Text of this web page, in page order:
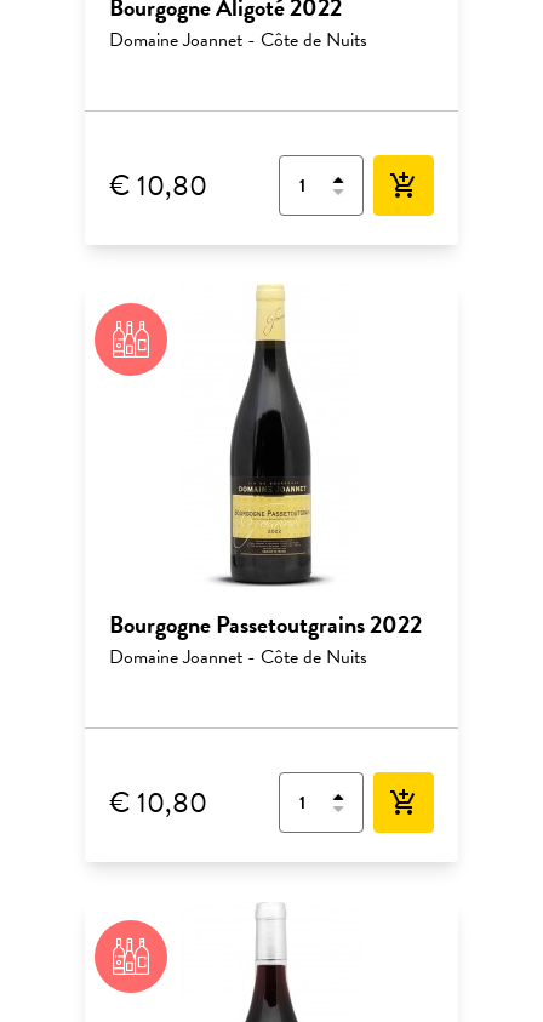
Bourgogne Aligoté 2022
Domaine Joannet - Côte de Nuits
€ 10,80 add_shopping_cart
Bourgogne Passetoutgrains 2022
Domaine Joannet - Côte de Nuits
€ 10,80 add_shopping_cart